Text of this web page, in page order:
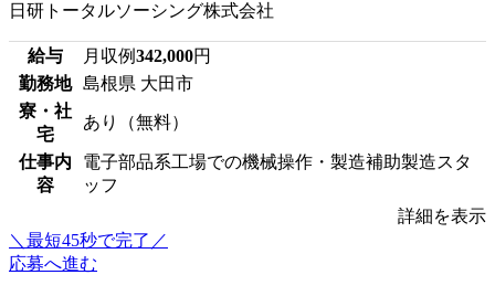
日研トータルソーシング株式会社
給与 月収例342,000円
勤務地 島根県 大田市
寮・社
宅
あり（無料）
仕事内
容
電子部品系工場での機械操作・製造補助製造スタ
ッフ
詳細を表示
＼最短45秒で完了／
応募へ進む